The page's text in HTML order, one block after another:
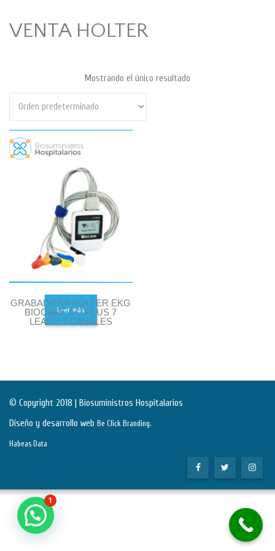
VENTA HOLTER
Mostrando el único resultado
GRABADORA HOLTER EKG
BIOCARE IH3 PLUS 7
LEADS 3 CANALES
Leer más
© Copyright 2018 | Biosuministros Hospitalarios
Diseño y desarrollo web Be Click Branding.
Habeas Data
1